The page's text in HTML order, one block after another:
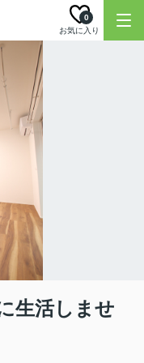
お気に入り
0
生活しませ